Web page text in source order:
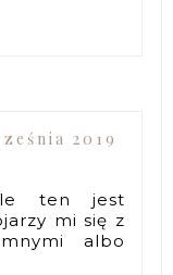
2019
ten jest
mi się z
albo